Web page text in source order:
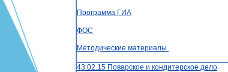
Программа ГИА
ФОС
Методические материалы
43.02.15 Поварское и кондитерское дело